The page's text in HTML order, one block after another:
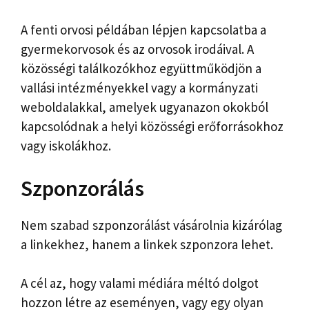
A fenti orvosi példában lépjen kapcsolatba a
gyermekorvosok és az orvosok irodáival. A
közösségi találkozókhoz együttműködjön a
vallási intézményekkel vagy a kormányzati
weboldalakkal, amelyek ugyanazon okokból
kapcsolódnak a helyi közösségi erőforrásokhoz
vagy iskolákhoz.
Szponzorálás
Nem szabad szponzorálást vásárolnia kizárólag
a linkekhez, hanem a linkek szponzora lehet.
A cél az, hogy valami médiára méltó dolgot
hozzon létre az eseményen, vagy egy olyan